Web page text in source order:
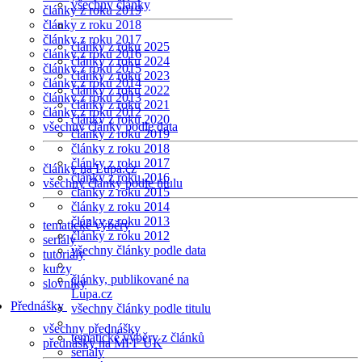
články z roku 2019
články z roku 2018
články z roku 2017
články z roku 2016
články z roku 2015
články z roku 2014
články z roku 2013
články z roku 2012
všechny články podle data
články na Lupa.cz
všechny články podle titulu
tematické výběry
seriály
tutoriály
kurzy
slovníky
Přednášky
všechny přednášky
přednášky na MFF UK
všechny články
články z roku 2025
články z roku 2024
články z roku 2023
články z roku 2022
články z roku 2021
články z roku 2020
články z roku 2019
články z roku 2018
články z roku 2017
články z roku 2016
články z roku 2015
články z roku 2014
články z roku 2013
články z roku 2012
všechny články podle data
články, publikované na
Lupa.cz
všechny články podle titulu
tematické výběry z článků
seriály